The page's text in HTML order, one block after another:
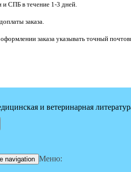
СПБ в течение 1-3 дней.
заказа.
заказа указывать точный
и ветеринарная
navigation Меню: